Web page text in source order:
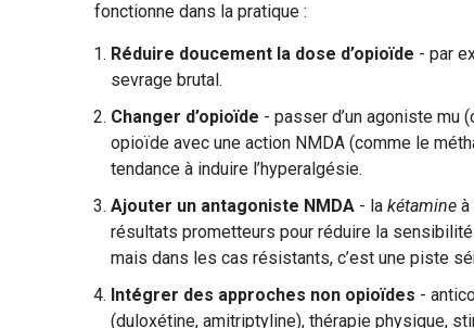
fonctionne dans la pratique :
Réduire doucement la dose d’opioïde - par
sevrage brutal.
Changer d’opioïde - passer d’un agoniste mu
opioïde avec une action NMDA (comme le
tendance à induire l’hyperalgésie.
Ajouter un antagoniste NMDA - la kétamine à
résultats prometteurs pour réduire la
mais dans les cas résistants, c’est une piste
Intégrer des approches non opioïdes -
(duloxétine, amitriptyline), thérapie physique,